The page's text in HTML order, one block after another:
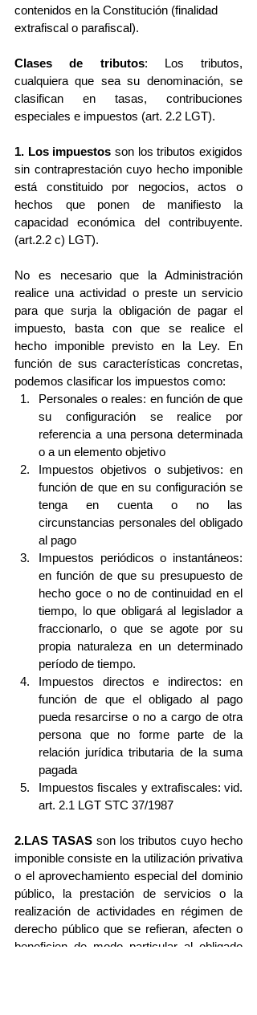
contenidos en la Constitución (finalidad
extrafiscal o parafiscal).
Clases de tributos: Los tributos,
cualquiera que sea su denominación, se
clasifican en tasas, contribuciones
especiales e impuestos (art. 2.2 LGT).
1. Los impuestos son los tributos exigidos
sin contraprestación cuyo hecho imponible
está constituido por negocios, actos o
hechos que ponen de manifiesto la
capacidad económica del contribuyente.
(art.2.2 c) LGT).
No es necesario que la Administración
realice una actividad o preste un servicio
para que surja la obligación de pagar el
impuesto, basta con que se realice el
hecho imponible previsto en la Ley. En
función de sus características concretas,
podemos clasificar los impuestos como:
Personales o reales: en función de que
su configuración se realice por
referencia a una persona determinada
o a un elemento objetivo
Impuestos objetivos o subjetivos: en
función de que en su configuración se
tenga en cuenta o no las
circunstancias personales del obligado
al pago
Impuestos periódicos o instantáneos:
en función de que su presupuesto de
hecho goce o no de continuidad en el
tiempo, lo que obligará al legislador a
fraccionarlo, o que se agote por su
propia naturaleza en un determinado
período de tiempo.
Impuestos directos e indirectos: en
función de que el obligado al pago
pueda resarcirse o no a cargo de otra
persona que no forme parte de la
relación jurídica tributaria de la suma
pagada
Impuestos fiscales y extrafiscales: vid.
art. 2.1 LGT STC 37/1987
2.LAS TASAS son los tributos cuyo hecho
imponible consiste en la utilización privativa
o el aprovechamiento especial del dominio
público, la prestación de servicios o la
realización de actividades en régimen de
derecho público que se refieran, afecten o
beneficien de modo particular al obligado